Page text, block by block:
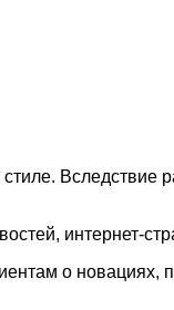
Вследствие
интернет-
о новациях,